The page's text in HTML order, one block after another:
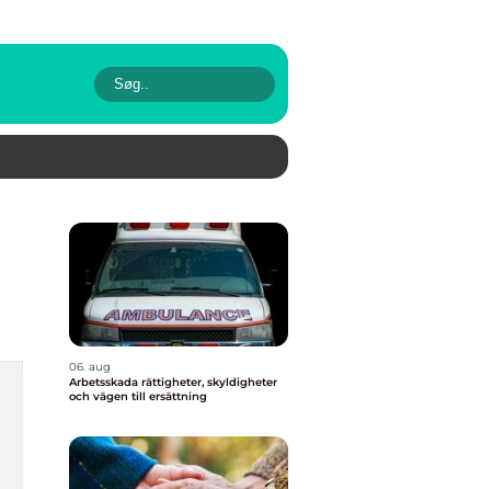
06. aug
Arbetsskada rättigheter, skyldigheter
och vägen till ersättning